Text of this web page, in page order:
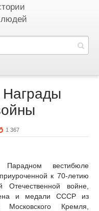
людей
1 367
вестибюле
к 70-летию
войне,
и медали СССР из
Кремля,